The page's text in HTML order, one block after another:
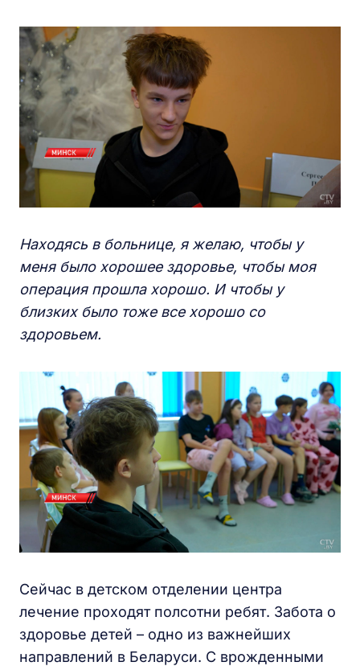
Находясь в больнице, я желаю, чтобы у
меня было хорошее здоровье, чтобы моя
операция прошла хорошо. И чтобы у
близких было тоже все хорошо со
здоровьем.
Сейчас в детском отделении центра
лечение проходят полсотни ребят. Забота о
здоровье детей – одно из важнейших
направлений в Беларуси. С врожденными